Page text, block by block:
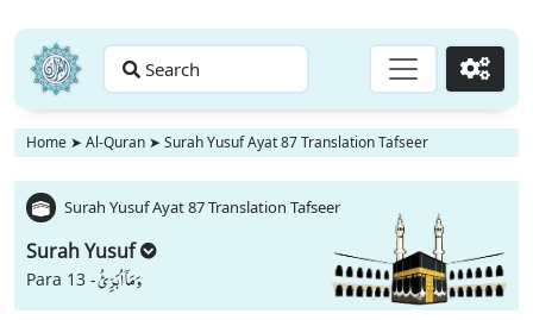
Search Go
Home ➤ Al-Quran ➤ Surah Yusuf Ayat 87 Translation Tafseer
Surah Yusuf Ayat 87 Translation Tafseer
Surah Yusuf
Para 13 -وَ مَاۤ اُبَرِّئُ